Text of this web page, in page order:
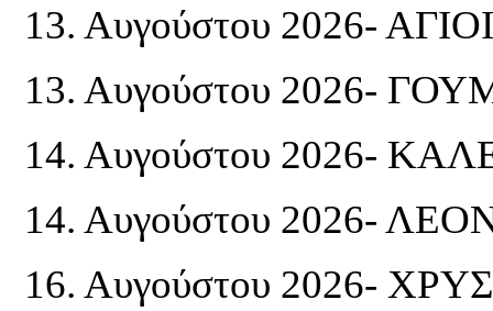
13. Αυγούστου 2026-
13. Αυγούστου 2026-
14. Αυγούστου 2026-
14. Αυγούστου 2026-
16. Αυγούστου 2026-